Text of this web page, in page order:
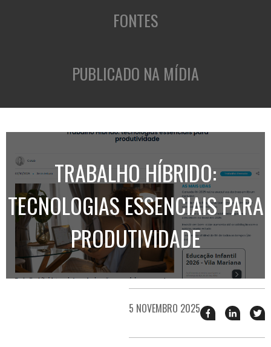
FONTES
PUBLICADO NA MÍDIA
TRABALHO HÍBRIDO:
TECNOLOGIAS ESSENCIAIS PARA
PRODUTIVIDADE
5 NOVEMBRO 2025 Compartilhar
esse
no
esse
no